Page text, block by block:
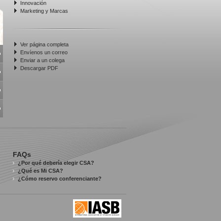
Innovación
Marketing y Marcas
Ver página completa
Envíenos un correo
Enviar a un colega
Descargar PDF
FAQs
¿Por qué debería elegir CSA?
¿Qué es Mi CSA?
¿Cómo reservo conferenciante?